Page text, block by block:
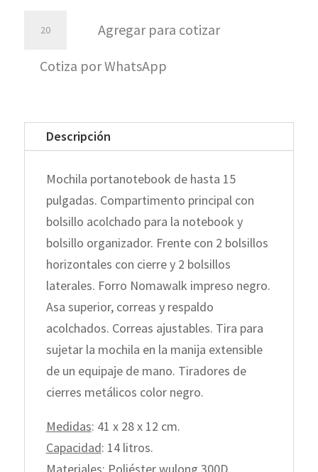
Agregar para cotizar
Cotiza por WhatsApp
Descripción
Mochila portanotebook de hasta 15
pulgadas. Compartimento principal con
bolsillo acolchado para la notebook y
bolsillo organizador. Frente con 2 bolsillos
horizontales con cierre y 2 bolsillos
laterales. Forro Nomawalk impreso negro.
Asa superior, correas y respaldo
acolchados. Correas ajustables. Tira para
sujetar la mochila en la manija extensible
de un equipaje de mano. Tiradores de
cierres metálicos color negro.
Medidas: 41 x 28 x 12 cm.
Capacidad: 14 litros.
Materiales: Poliéster wulong 300D.